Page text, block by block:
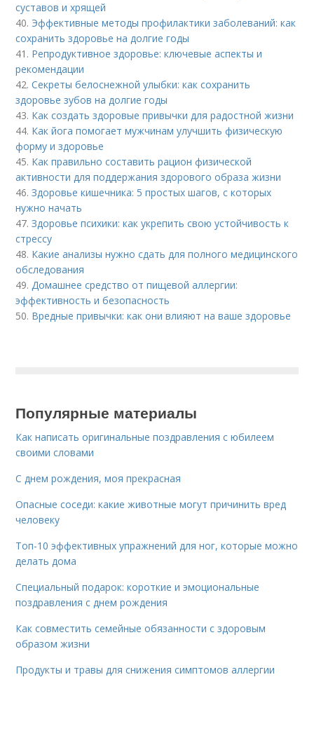
суставов и хрящей
40. Эффективные методы профилактики заболеваний: как
сохранить здоровье на долгие годы
41. Репродуктивное здоровье: ключевые аспекты и
рекомендации
42.Секреты белоснежной улыбки: как сохранить
здоровье зубов на долгие годы
43. Как создать здоровые привычки для радостной жизни
44. Как йога помогает мужчинам улучшить физическую
форму и здоровье
45. Как правильно составить рацион физической
активности для поддержания здорового образа жизни
46.Здоровье кишечника: 5 простых шагов, с которых
нужно начать
47.Здоровье психики: как укрепить свою устойчивость к
стрессу
48. Какие анализы нужно сдать для полного медицинского
обследования
49.Домашнее средство от пищевой аллергии:
эффективность и безопасность
50. Вредные привычки: как они влияют на ваше здоровье
Популярные материалы
Как написать оригинальные поздравления с юбилеем
своими словами
С днем рождения, моя прекрасная
Опасные соседи: какие животные могут причинить вред
человеку
Топ-10 эффективных упражнений для ног, которые можно
делать дома
Специальный подарок: короткие и эмоциональные
поздравления с днем рождения
Как совместить семейные обязанности с здоровым
образом жизни
Продукты и травы для снижения симптомов аллергии